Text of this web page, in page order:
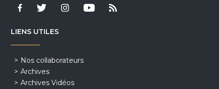
LIENS UTILES
Nos collaborateurs
Archives
Archives Vidéos